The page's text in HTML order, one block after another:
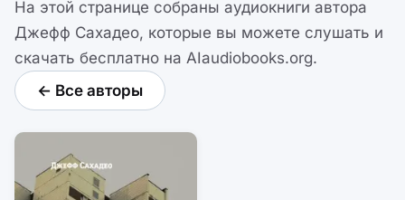
На этой странице собраны аудиокниги автора
Джефф Сахадео, которые вы можете слушать и
скачать бесплатно на AIaudiobooks.org.
← Все авторы